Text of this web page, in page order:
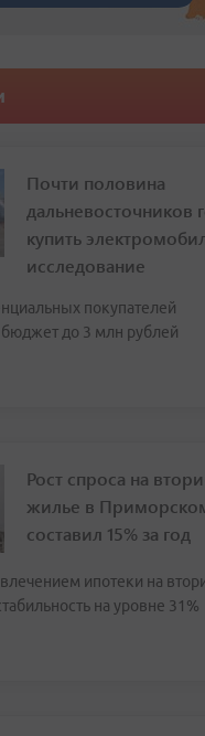
Почти половина
дальневосточников
купить
исследование
покупателей
до 3 млн рублей
Рост спроса на
жилье в
составил 15% за год
ипотеки на
на уровне 31%